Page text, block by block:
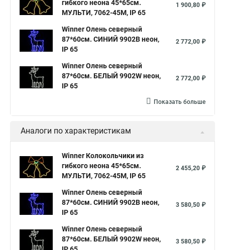
гибкого неона 45*65см.
МУЛЬТИ, 7062-45M, IP 65
1 900,80 ₽
Winner Олень северный
87*60см. СИНИЙ 9902B неон,
IP 65
2 772,00 ₽
Winner Олень северный
87*60см. БЕЛЫЙ 9902W неон,
IP 65
2 772,00 ₽
Показать больше
Аналоги по характеристикам
Winner Колокольчики из
гибкого неона 45*65см.
МУЛЬТИ, 7062-45M, IP 65
2 455,20 ₽
Winner Олень северный
87*60см. СИНИЙ 9902B неон,
IP 65
3 580,50 ₽
Winner Олень северный
87*60см. БЕЛЫЙ 9902W неон,
3 580,50 ₽